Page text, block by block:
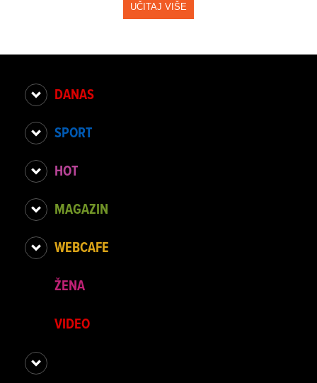
UČITAJ VIŠE
DANAS
SPORT
HOT
MAGAZIN
WEBCAFE
ŽENA
VIDEO